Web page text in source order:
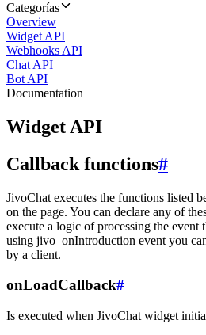
Categorías
Overview
Widget API
Webhooks API
Chat API
Bot API
Documentation
Widget API
Callback functions#
JivoChat executes the functions listed
on the page. You can declare any of
execute a logic of processing the event
using jivo_onIntroduction event you
by a client.
onLoadCallback#
Is executed when JivoChat widget